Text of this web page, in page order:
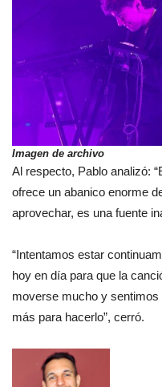
Imagen de archivo
Al respecto, Pablo analizó:
ofrece un abanico enorme
aprovechar, es una fuente
“Intentamos estar
hoy en día para que la
moverse mucho y
más para hacerlo”, cerró.